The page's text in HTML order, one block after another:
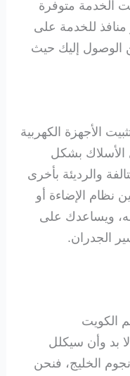
الخدمة متوفرة
للخدمة على
الوصول إليك حيث
الأجهزة الكهربية
الأسلاك بشكل
والرديئة بأخرى
نظام الإضاءة أو
ويساعدك على
الجدران.
الكويت
بد وأن سيكلل
الخليج، فنحن